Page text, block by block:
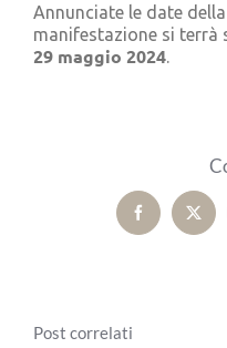
Annunciate le date
manifestazione si terrà
29 maggio 2024.
FacebookX
Post correlati